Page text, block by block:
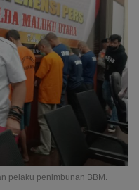
pelaku penimbunan BBM.